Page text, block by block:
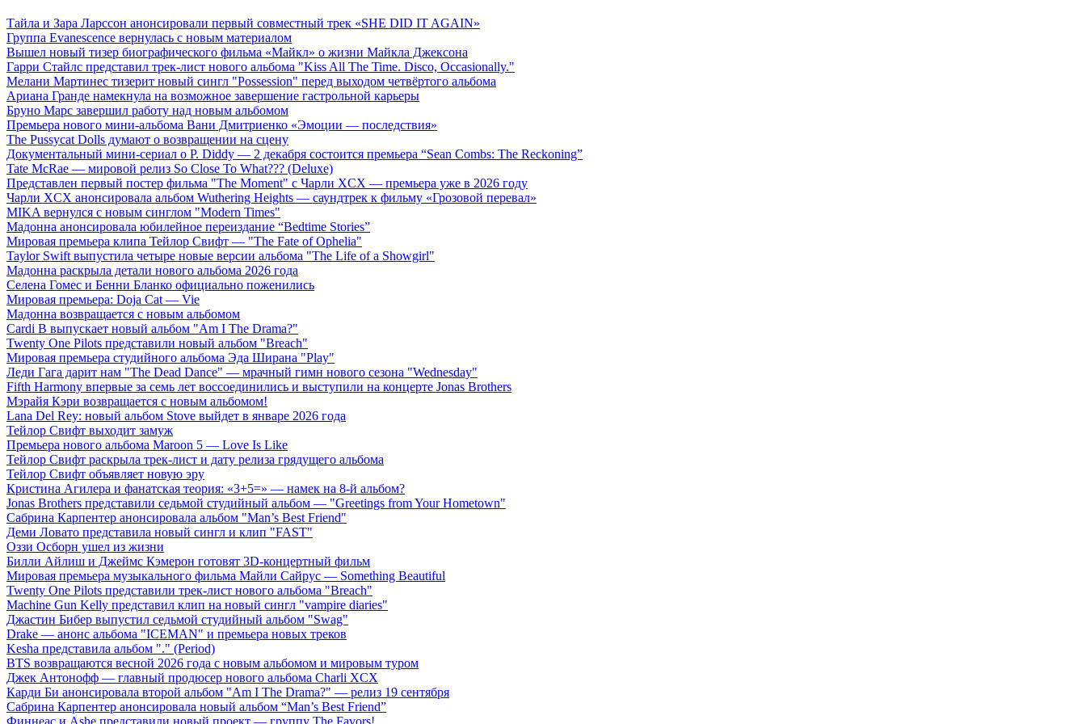
Тайла и Зара Ларссон анонсировали первый совместный трек «SHE DID IT AGAIN»
Группа Evanescence вернулась с новым материалом
Вышел новый тизер биографического фильма «Майкл» о жизни Майкла Джексона
Гарри Стайлс представил трек-лист нового альбома "Kiss All The Time. Disco, Occasionally."
Мелани Мартинес тизерит новый сингл "Possession" перед выходом четвёртого альбома
Ариана Гранде намекнула на возможное завершение гастрольной карьеры
Бруно Марс завершил работу над новым альбомом
Премьера нового мини-альбома Вани Дмитриенко «Эмоции — последствия»
The Pussycat Dolls думают о возвращении на сцену
Документальный мини-сериал о P. Diddy — 2 декабря состоится премьера “Sean Combs: The Reckoning”
Tate McRae — мировой релиз So Close To What??? (Deluxe)
Представлен первый постер фильма "The Moment" с Чарли XCX — премьера уже в 2026 году
Чарли XCX анонсировала альбом Wuthering Heights — саундтрек к фильму «Грозовой перевал»
MIKA вернулся с новым синглом "Modern Times"
Мадонна анонсировала юбилейное переиздание “Bedtime Stories”
Мировая премьера клипа Тейлор Свифт — "The Fate of Ophelia"
Taylor Swift выпустила четыре новые версии альбома "The Life of a Showgirl"
Мадонна раскрыла детали нового альбома 2026 года
Селена Гомес и Бенни Бланко официально поженились
Мировая премьера: Doja Cat — Vie
Мадонна возвращается с новым альбомом
Cardi B выпускает новый альбом "Am I The Drama?"
Twenty One Pilots представили новый альбом "Breach"
Мировая премьера студийного альбома Эда Ширана "Play"
Леди Гага дарит нам "The Dead Dance" — мрачный гимн нового сезона "Wednesday"
Fifth Harmony впервые за семь лет воссоединились и выступили на концерте Jonas Brothers
Мэрайя Кэри возвращается с новым альбомом!
Lana Del Rey: новый альбом Stove выйдет в январе 2026 года
Тейлор Свифт выходит замуж
Премьера нового альбома Maroon 5 — Love Is Like
Тейлор Свифт раскрыла трек-лист и дату релиза грядущего альбома
Тейлор Свифт объявляет новую эру
Кристина Агилера и фанатская теория: «3+5=» — намек на 8-й альбом?
Jonas Brothers представили седьмой студийный альбом — "Greetings from Your Hometown"
Сабрина Карпентер анонсировала альбом "Man’s Best Friend"
Деми Ловато представила новый сингл и клип "FAST"
Оззи Осборн ушел из жизни
Билли Айлиш и Джеймс Кэмерон готовят 3D-концертный фильм
Мировая премьера музыкального фильма Майли Сайрус — Something Beautiful
Twenty One Pilots представили трек-лист нового альбома "Breach"
Machine Gun Kelly представил клип на новый сингл "vampire diaries"
Джастин Бибер выпустил седьмой студийный альбом "Swag"
Drake — анонс альбома "ICEMAN" и премьера новых треков
Kesha представила альбом "." (Period)
BTS возвращаются весной 2026 года с новым альбомом и мировым туром
Джек Антонофф — главный продюсер нового альбома Charli XCX
Карди Би анонсировала второй альбом "Am I The Drama?" — релиз 19 сентября
Сабрина Карпентер анонсировала новый альбом “Man’s Best Friend”
Финнеас и Ashe представили новый проект — группу The Favors!